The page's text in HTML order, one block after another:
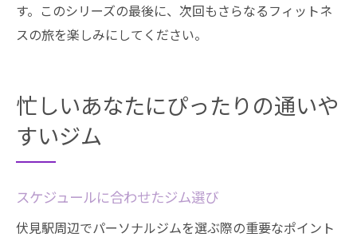
す。このシリーズの最後に、次回もさらなるフィットネ
スの旅を楽しみにしてください。
忙しいあなたにぴったりの通いや
すいジム
スケジュールに合わせたジム選び
伏見駅周辺でパーソナルジムを選ぶ際の重要なポイント